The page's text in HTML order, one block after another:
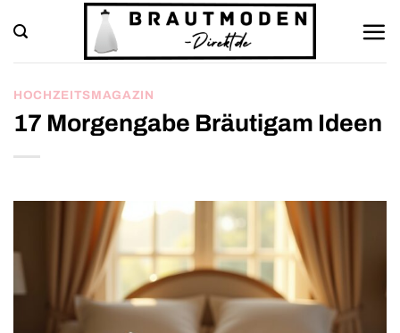
Inhalt
springen
HOCHZEITSMAGAZIN
17 Morgengabe Bräutigam Ideen